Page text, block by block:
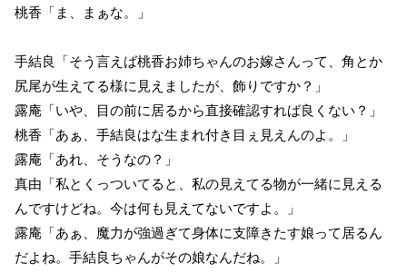
桃香「ま、まぁな。」
手結良「そう言えば桃香お姉ちゃんのお嫁さんって、角とか
尻尾が生えてる様に見えましたが、飾りですか？」
露庵「いや、目の前に居るから直接確認すれば良くない？」
桃香「あぁ、手結良はな生まれ付き目ぇ見えんのよ。」
露庵「あれ、そうなの？」
真由「私とくっついてると、私の見えてる物が一緒に見える
んですけどね。今は何も見えてないですよ。」
露庵「あぁ、魔力が強過ぎて身体に支障きたす娘って居るん
だよね。手結良ちゃんがその娘なんだね。」